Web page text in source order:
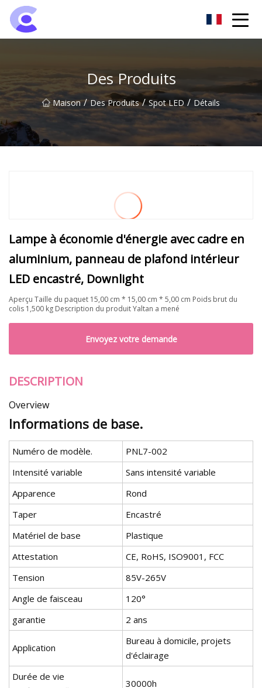
Des Produits
Maison / Des Produits / Spot LED / Détails
Lampe à économie d'énergie avec cadre en
aluminium, panneau de plafond intérieur
LED encastré, Downlight
Aperçu Taille du paquet 15,00 cm * 15,00 cm * 5,00 cm Poids brut du
colis 1,500 kg Description du produit Yaltan a mené
Envoyez votre demande
DESCRIPTION
Overview
Informations de base.
Numéro de modèle.
PNL7-002
Intensité variable
Sans intensité variable
Apparence
Rond
Taper
Encastré
Matériel de base
Plastique
Attestation
CE, RoHS, ISO9001, FCC
Tension
85V-265V
Angle de faisceau
120°
garantie
2 ans
Application
Bureau à domicile, projets
d'éclairage
Durée de vie
30000h